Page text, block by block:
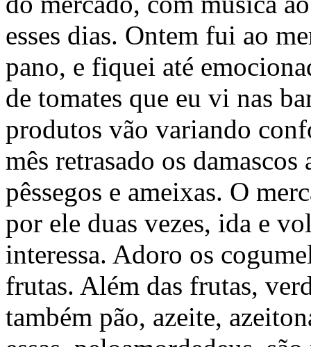
esses dias. Ontem fui ao
pano, e fiquei até
de tomates que eu vi nas
produtos vão variando
mês retrasado os
pêssegos e ameixas. O
por ele duas vezes, ida e
interessa. Adoro os
frutas. Além das frutas,
também pão, azeite,